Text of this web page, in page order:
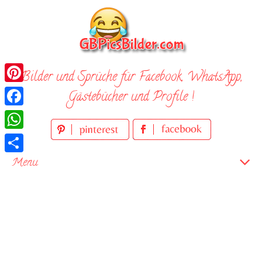
Bilder und Sprüche für Facebook, WhatsApp,
Gästebücher und Profile !
Menu
Pinterest
Facebook
WhatsApp
Teilen